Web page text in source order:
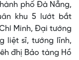
phố Đà Nẵng,
khu 5 lướt bắt
Minh, Đại tướng
liệt sĩ, tướng lĩnh,
đhị Bảo tàng Hồ